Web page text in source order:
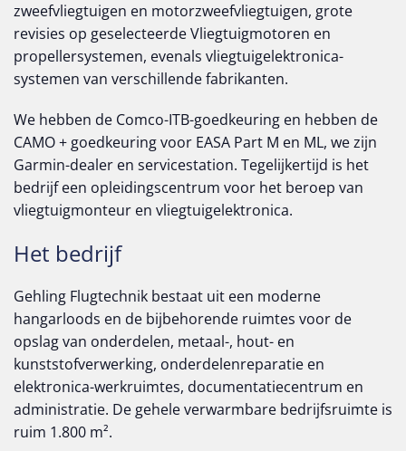
zweefvliegtuigen en motorzweefvliegtuigen, grote
revisies op geselecteerde Vliegtuigmotoren en
propellersystemen, evenals vliegtuigelektronica-
systemen van verschillende fabrikanten.
We hebben de Comco-ITB-goedkeuring en hebben de
CAMO + goedkeuring voor EASA Part M en ML, we zijn
Garmin-dealer en servicestation. Tegelijkertijd is het
bedrijf een opleidingscentrum voor het beroep van
vliegtuigmonteur en vliegtuigelektronica.
Het bedrijf
Gehling Flugtechnik bestaat uit een moderne
hangarloods en de bijbehorende ruimtes voor de
opslag van onderdelen, metaal-, hout- en
kunststofverwerking, onderdelenreparatie en
elektronica-werkruimtes, documentatiecentrum en
administratie. De gehele verwarmbare bedrijfsruimte is
ruim 1.800 m².